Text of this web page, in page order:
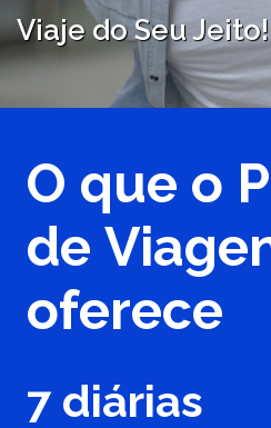
Viaje do Seu Jeito!
O que o
de
oferece
7 diárias